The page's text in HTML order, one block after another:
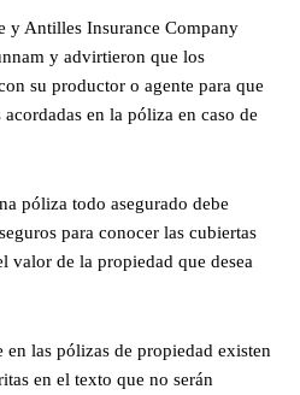
y Antilles Insurance Company
y advirtieron que los
su productor o agente para que
en la póliza en caso de
póliza todo asegurado debe
para conocer las cubiertas
valor de la propiedad que desea
las pólizas de propiedad existen
en el texto que no serán